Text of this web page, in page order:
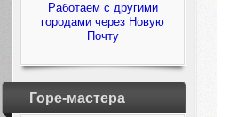
Работаем с другими
городами через Новую
Почту
Горе-мастера